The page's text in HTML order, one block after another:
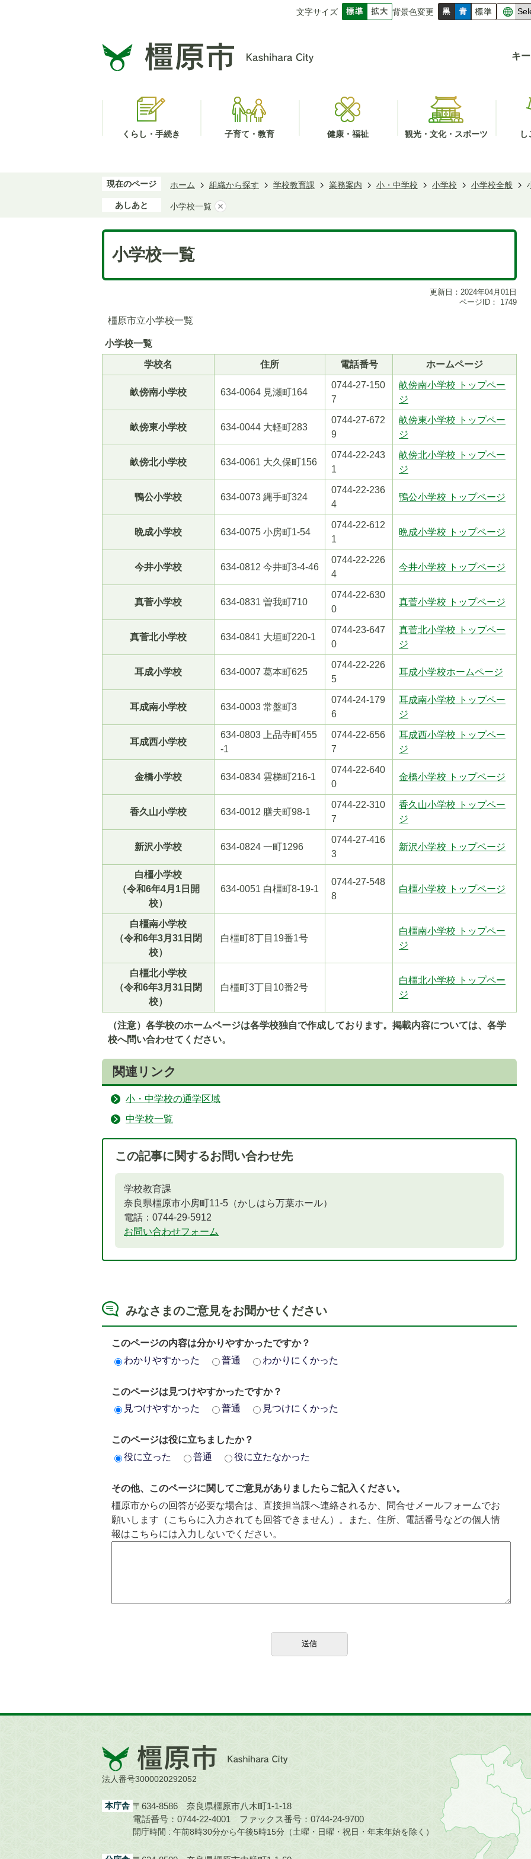
文字サイズ 背景色変更
キ
くらし・手続き 子育て・教育 健康・福祉 観光・文化・スポーツ
現在のページ ホーム 組織から探す 学校教育課 業務案内 小・中学校 小学校 小学校全般
あしあと 小学校一覧
小学校一覧
更新日：2024年04月01日
ページID：
1749
橿原市立小学校一覧
小学校一覧
学校名 住所 電話番号 ホームページ
畝傍南小学校 634-0064 見瀬町164
0744-27-150
7
畝傍南小学校 トップペー
ジ
畝傍東小学校 634-0044 大軽町283
0744-27-672
9
畝傍東小学校 トップペー
ジ
畝傍北小学校 634-0061 大久保町156
0744-22-243
1
畝傍北小学校 トップペー
ジ
鴨公小学校 634-0073 縄手町324
0744-22-236
4
鴨公小学校 トップページ
晩成小学校 634-0075 小房町1-54
0744-22-612
1
晩成小学校 トップページ
今井小学校 634-0812 今井町3-4-46
0744-22-226
4
今井小学校 トップページ
真菅小学校 634-0831 曽我町710
0744-22-630
0
真菅小学校 トップページ
真菅北小学校 634-0841 大垣町220-1
0744-23-647
0
真菅北小学校 トップペー
ジ
耳成小学校 634-0007 葛本町625
0744-22-226
5
耳成小学校ホームページ
耳成南小学校 634-0003 常盤町3
0744-24-179
6
耳成南小学校 トップペー
ジ
耳成西小学校
634-0803 上品寺町455
-1
0744-22-656
7
耳成西小学校 トップペー
ジ
金橋小学校 634-0834 雲梯町216-1
0744-22-640
0
金橋小学校 トップページ
香久山小学校 634-0012 膳夫町98-1
0744-22-310
7
香久山小学校 トップペー
ジ
新沢小学校 634-0824 一町1296
0744-27-416
3
新沢小学校 トップページ
白橿小学校
（令和6年4月1日開
校）
634-0051 白橿町8-19-1
0744-27-548
8
白橿小学校 トップページ
白橿南小学校
（令和6年3月31日閉
校）
白橿町8丁目19番1号
白橿南小学校 トップペー
ジ
白橿北小学校
（令和6年3月31日閉
校）
白橿町3丁目10番2号
白橿北小学校 トップペー
ジ
（注意）各学校のホームページは各学校独自で作成しております。掲載内容については、各学
校へ問い合わせてください。
関連リンク
小・中学校の通学区域
中学校一覧
この記事に関するお問い合わせ先
学校教育課
奈良県橿原市小房町11-5（かしはら万葉ホール）
電話：0744-29-5912
お問い合わせフォーム
みなさまのご意見をお聞かせください
このページの内容は分かりやすかったですか？
わかりやすかった
普通 わかりにくかった
このページは見つけやすかったですか？
見つけやすかった
普通 見つけにくかった
このページは役に立ちましたか？
役に立った
普通 役に立たなかった
その他、このページに関してご意見がありましたらご記入ください。
橿原市からの回答が必要な場合は、直接担当課へ連絡されるか、問合せメールフォームでお
願いします（こちらに入力されても回答できません）。また、住所、電話番号などの個人情
報はこちらには入力しないでください。
6
の
ス
ラ
ス
橿
原
市
City
法人番号3000020292052
本庁舎 〒634-8586 奈良県橿原市八木町1-1-18
電話番号：0744-22-4001 ファックス番号：0744-24-9700
開庁時間 : 午前8時30分から午後5時15分（土曜・日曜・祝日・年末年始を除く）
の
地
図。